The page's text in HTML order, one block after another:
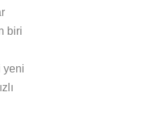
biri
yeni